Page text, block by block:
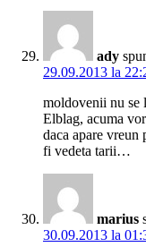
ady
29.09.2013 la
moldovenii nu se
Elblag, acuma
daca apare vreun
fi vedeta tarii…
marius
30.09.2013 la